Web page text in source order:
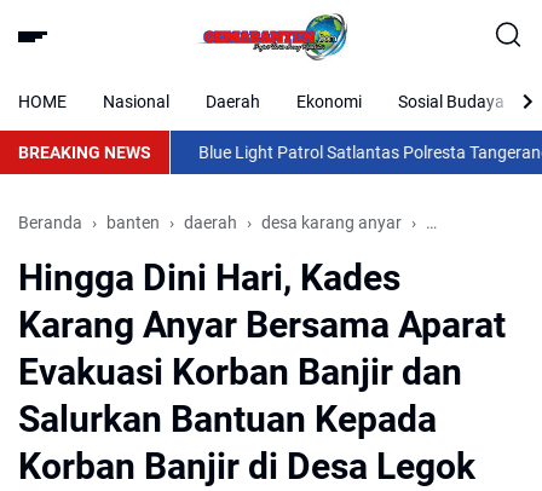
HOME Nasional Daerah Ekonomi Sosial Budaya
BREAKING NEWS Blue Light Patrol Satlantas Polresta Tangerang
Beranda banten daerah desa karang anyar Hingga Dini
Hingga Dini Hari, Kades
Karang Anyar Bersama Aparat
Evakuasi Korban Banjir dan
Salurkan Bantuan Kepada
Korban Banjir di Desa Legok